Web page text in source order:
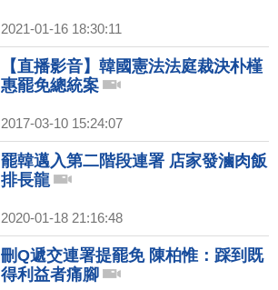
2021-01-16 18:30:11
【直播影音】韓國憲法法庭裁決朴槿
惠罷免總統案
2017-03-10 15:24:07
罷韓邁入第二階段連署 店家發滷肉飯
排長龍
2020-01-18 21:16:48
刪Q遞交連署提罷免 陳柏惟：踩到既
得利益者痛腳